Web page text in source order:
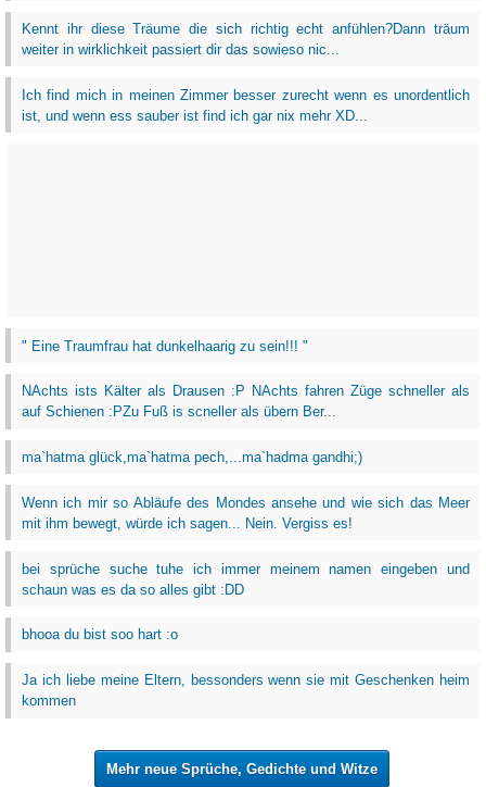
Kennt ihr diese Träume die sich richtig echt anfühlen?Dann träum
weiter in wirklichkeit passiert dir das sowieso nic...
Ich find mich in meinen Zimmer besser zurecht wenn es unordentlich
ist, und wenn ess sauber ist find ich gar nix mehr XD...
" Eine Traumfrau hat dunkelhaarig zu sein!!! "
NAchts ists Kälter als Drausen :P NAchts fahren Züge schneller als
auf Schienen :PZu Fuß is scneller als übern Ber...
ma`hatma glück,ma`hatma pech,...ma`hadma gandhi;)
Wenn ich mir so Abläufe des Mondes ansehe und wie sich das Meer
mit ihm bewegt, würde ich sagen... Nein. Vergiss es!
bei sprüche suche tuhe ich immer meinem namen eingeben und
schaun was es da so alles gibt :DD
bhooa du bist soo hart :o
Ja ich liebe meine Eltern, bessonders wenn sie mit Geschenken heim
kommen
Mehr neue Sprüche, Gedichte und Witze